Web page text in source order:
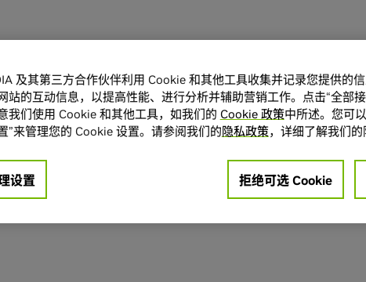
及其第三方合作伙伴利用 Cookie 和其他工具收集并记录您提供的
站的互动信息，以提高性能、进行分析并辅助营销工作。点击“全部
我们使用 Cookie 和其他工具，如我们的 Cookie 政策中所述。您可
”来管理您的 Cookie 设置。请参阅我们的隐私政策，详细了解我们的
设置 拒绝可选 Cookie